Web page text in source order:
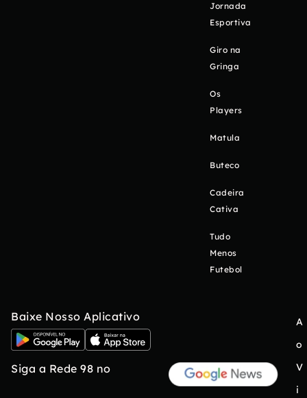
Jornada
Esportiva
Giro na
Gringa
Os
Players
Matula
Buteco
Cadeira
Cativa
Tudo
Menos
Futebol
Baixe Nosso Aplicativo
Siga a Rede 98 no
A
o
V
i